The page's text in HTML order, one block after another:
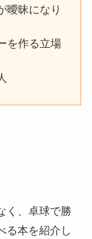
曖昧になり
を作る立場
く、卓球で勝
る本を紹介し